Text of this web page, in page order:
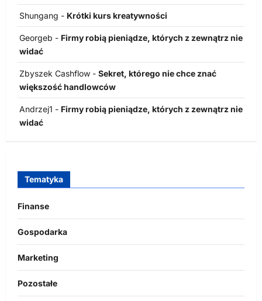
Shungang - Krótki kurs kreatywności
Georgeb - Firmy robią pieniądze, których z zewnątrz nie
widać
Zbyszek Cashflow - Sekret, którego nie chce znać
większość handlowców
Andrzej1 - Firmy robią pieniądze, których z zewnątrz nie
widać
Tematyka
Finanse
Gospodarka
Marketing
Pozostałe